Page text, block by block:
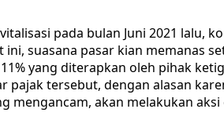
pada bulan Juni 2021 lalu,
suasana pasar kian memanas
yang diterapkan oleh pihak
pajak tersebut, dengan alasan
mengancam, akan melakukan